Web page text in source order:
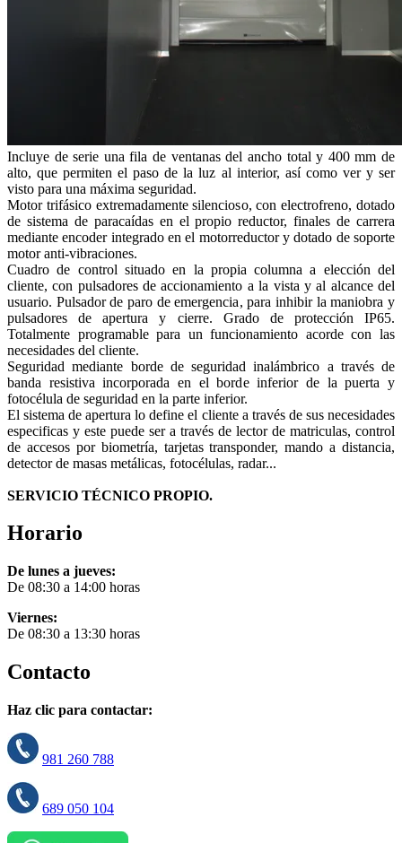
Incluye de serie una fila de ventanas del ancho total y 400 mm de
alto, que permiten el paso de la luz al interior, así como ver y ser
visto para una máxima seguridad.
Motor trifásico extremadamente silencioso, con electrofreno, dotado
de sistema de paracaídas en el propio reductor, finales de carrera
mediante encoder integrado en el motorreductor y dotado de soporte
motor anti-vibraciones.
Cuadro de control situado en la propia columna a elección del
cliente, con pulsadores de accionamiento a la vista y al alcance del
usuario. Pulsador de paro de emergencia, para inhibir la maniobra y
pulsadores de apertura y cierre. Grado de protección IP65.
Totalmente programable para un funcionamiento acorde con las
necesidades del cliente.
Seguridad mediante borde de seguridad inalámbrico a través de
banda resistiva incorporada en el borde inferior de la puerta y
fotocélula de seguridad en la parte inferior.
El sistema de apertura lo define el cliente a través de sus necesidades
especificas y este puede ser a través de lector de matriculas, control
de accesos por biometría, tarjetas transponder, mando a distancia,
detector de masas metálicas, fotocélulas, radar...
SERVICIO TÉCNICO PROPIO.
Horario
De lunes a jueves:
De 08:30 a 14:00 horas
Viernes:
De 08:30 a 13:30 horas
Contacto
Haz clic para contactar:
981 260 788
689 050 104